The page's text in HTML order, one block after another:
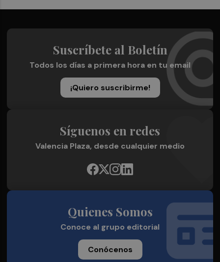
Suscríbete al Boletín
Todos los días a primera hora en tu email
¡Quiero suscribirme!
Síguenos en redes
Valencia Plaza, desde cualquier medio
Quienes Somos
Conoce al grupo editorial
Conócenos